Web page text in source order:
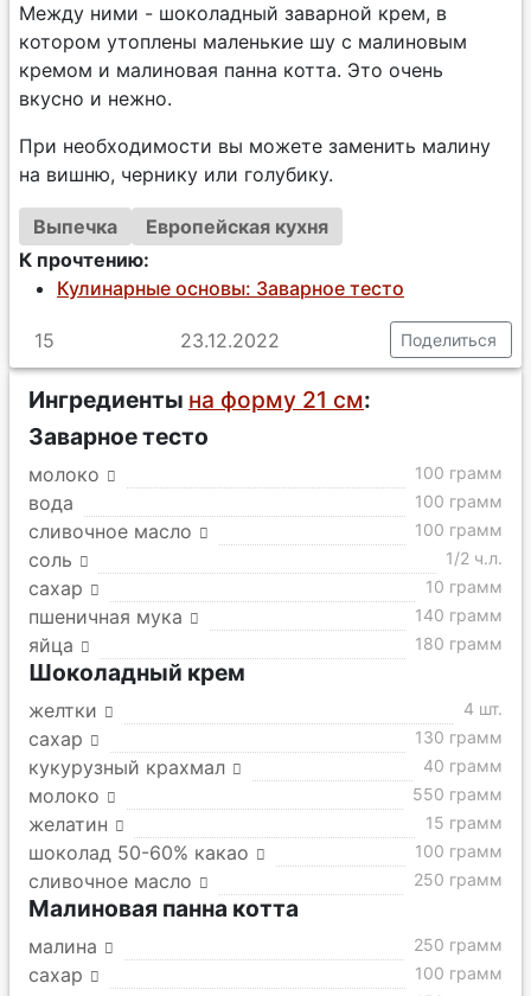
Между ними - шоколадный заварной крем, в
котором утоплены маленькие шу с малиновым
кремом и малиновая панна котта. Это очень
вкусно и нежно.
При необходимости вы можете заменить малину
на вишню, чернику или голубику.
Выпечка
Европейская кухня
К прочтению:
Кулинарные основы: Заварное тесто
15 23.12.2022 Поделиться
Ингредиенты на форму 21 см:
Заварное тесто
молоко 100 грамм
вода 100 грамм
сливочное масло 100 грамм
соль 1/2 ч.л.
сахар 10 грамм
пшеничная мука 140 грамм
яйца 180 грамм
Шоколадный крем
желтки 4 шт.
сахар 130 грамм
кукурузный крахмал 40 грамм
молоко 550 грамм
желатин 15 грамм
шоколад 50-60% какао 100 грамм
сливочное масло 250 грамм
Малиновая панна котта
малина 250 грамм
сахар 100 грамм